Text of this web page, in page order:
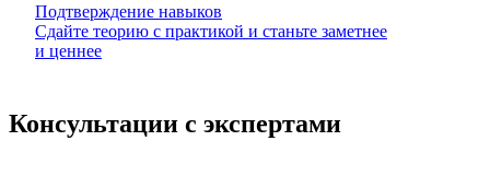
Подтверждение навыков
Сдайте теорию с практикой и станьте заметнее
и ценнее
Консультации с экспертами